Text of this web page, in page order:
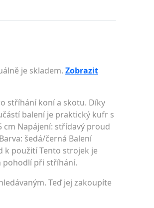
je skladem. Zobrazit
stříhání koní a skotu. Díky
balení je praktický kufr s
cm Napájení: střídavý proud
šedá/černá Balení
k použití Tento strojek je
pohodlí při stříhání.
Teď jej zakoupíte